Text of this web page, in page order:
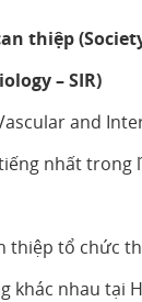
thiệp
– SIR)
and
tiếng nhất trong
thiệp tổ chức
khác nhau tại